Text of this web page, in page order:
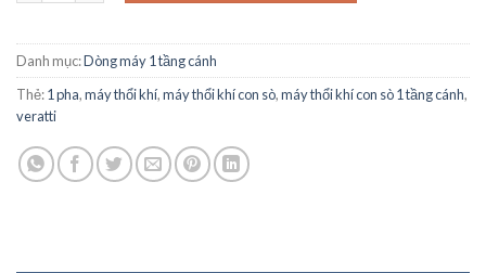
Danh mục:Dòng máy 1 tầng cánh
Thẻ:1 pha,máy thổi khí,máy thổi khí con sò,máy thổi khí con sò 1 tầng cánh,
veratti